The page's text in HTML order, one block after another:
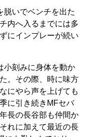
いでベンチを出た
内へ入るまでには多
にインプレーが続い
刻みに身体を動か
。その際、時に味方
にやら声を上げても
に引き続きMFセバ
長の長谷部も仲間か
れに加えて最近の長